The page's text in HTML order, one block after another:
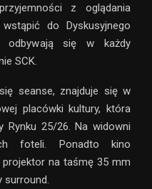
z oglądania
do Dyskusyjnego
odbywają się w każdy
SCK.
seanse, znajduje się w
placówki kultury, która
Rynku 25/26. Na widowni
foteli. Ponadto kino
na taśmę 35 mm
surround.